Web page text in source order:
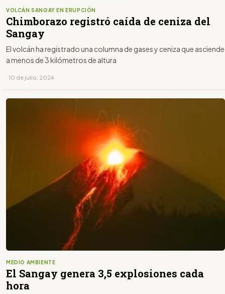
VOLCÁN SANGAY EN ERUPCIÓN
Chimborazo registró caída de ceniza del
Sangay
El volcán ha registrado una columna de gases y ceniza que asciende
a menos de 3 kilómetros de altura
· 10 de julio, 2024
MEDIO AMBIENTE
El Sangay genera 3,5 explosiones cada
hora